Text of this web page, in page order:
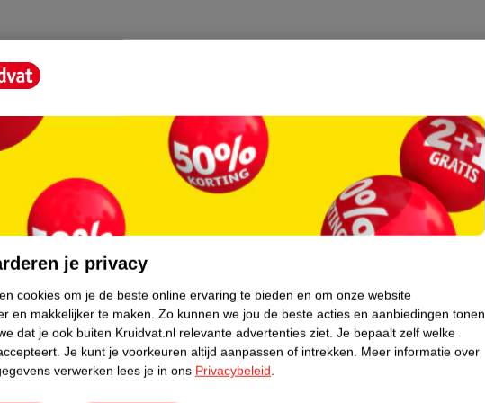
METHOXYCINNAMATE, BENZYL
FARNESOL, CINNAMYL
BENZOATE,
FD&C RED NO, 4 (CI 14700), FD&C
je privacy
cookies om je de beste online ervaring te bieden en om onze website
en makkelijker te maken. Zo kunnen we jou de beste acties en aanbiedingen tonen
dat je ook buiten Kruidvat.nl relevante advertenties ziet. Je bepaalt zelf welke
Je kunt je voorkeuren altijd aanpassen of intrekken. Meer informatie over
verwerken lees je in ons Privacybeleid.